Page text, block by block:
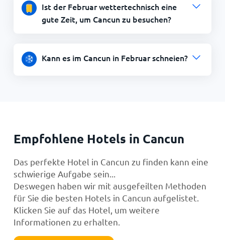
Ist der Februar wettertechnisch eine
gute Zeit, um Cancun zu besuchen?
Kann es im Cancun in Februar schneien?
Empfohlene Hotels in Cancun
Das perfekte Hotel in Cancun zu finden kann eine
schwierige Aufgabe sein...
Deswegen haben wir mit ausgefeilten Methoden
für Sie die besten Hotels in Cancun aufgelistet.
Klicken Sie auf das Hotel, um weitere
Informationen zu erhalten.